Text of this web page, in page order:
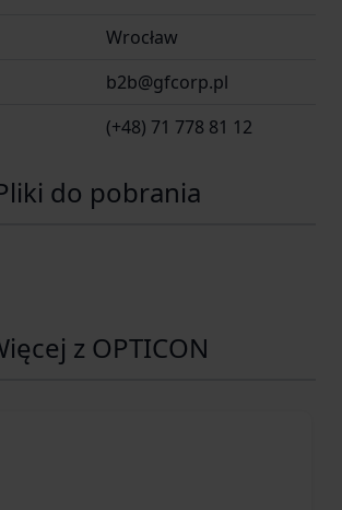
Dzięki zestawowi Botanica
prowadzić samodzielne
Wrocław
b2b@gfcorp.pl
(+48) 71 778 81 12
do pobrania
z OPTICON